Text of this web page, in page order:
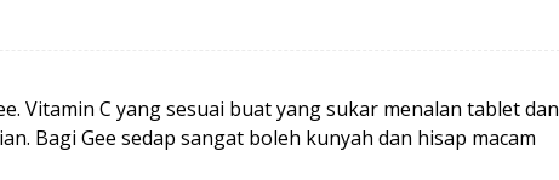
Vitamin C yang sesuai buat yang sukar menalan tablet dan
Bagi Gee sedap sangat boleh kunyah dan hisap macam